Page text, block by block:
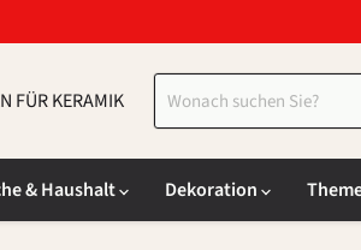
FÜR KERAMIK
& Haushalt Dekoration